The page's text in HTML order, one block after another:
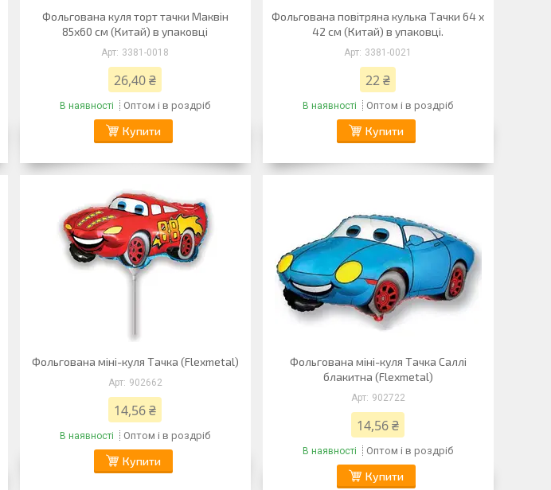
Фольгована куля торт тачки Маквін
85х60 см (Китай) в упаковці
3381-0018
26,40 ₴
В наявності Оптом і в роздріб
Купити
Фольгована повітряна кулька Тачки 64 х
42 см (Китай) в упаковці.
3381-0021
22 ₴
В наявності Оптом і в роздріб
Купити
Фольгована міні-куля Тачка (Flexmetal)
902662
14,56 ₴
В наявності Оптом і в роздріб
Купити
Фольгована міні-куля Тачка Саллі
блакитна (Flexmetal)
902722
14,56 ₴
В наявності Оптом і в роздріб
Купити